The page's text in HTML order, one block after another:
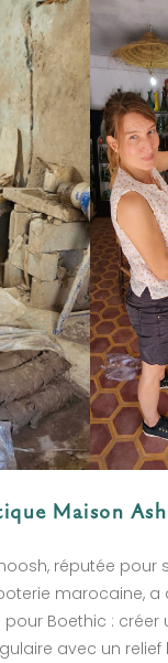
Maison
réputée pour
marocaine, a
pour Boethic : créer
avec un relief